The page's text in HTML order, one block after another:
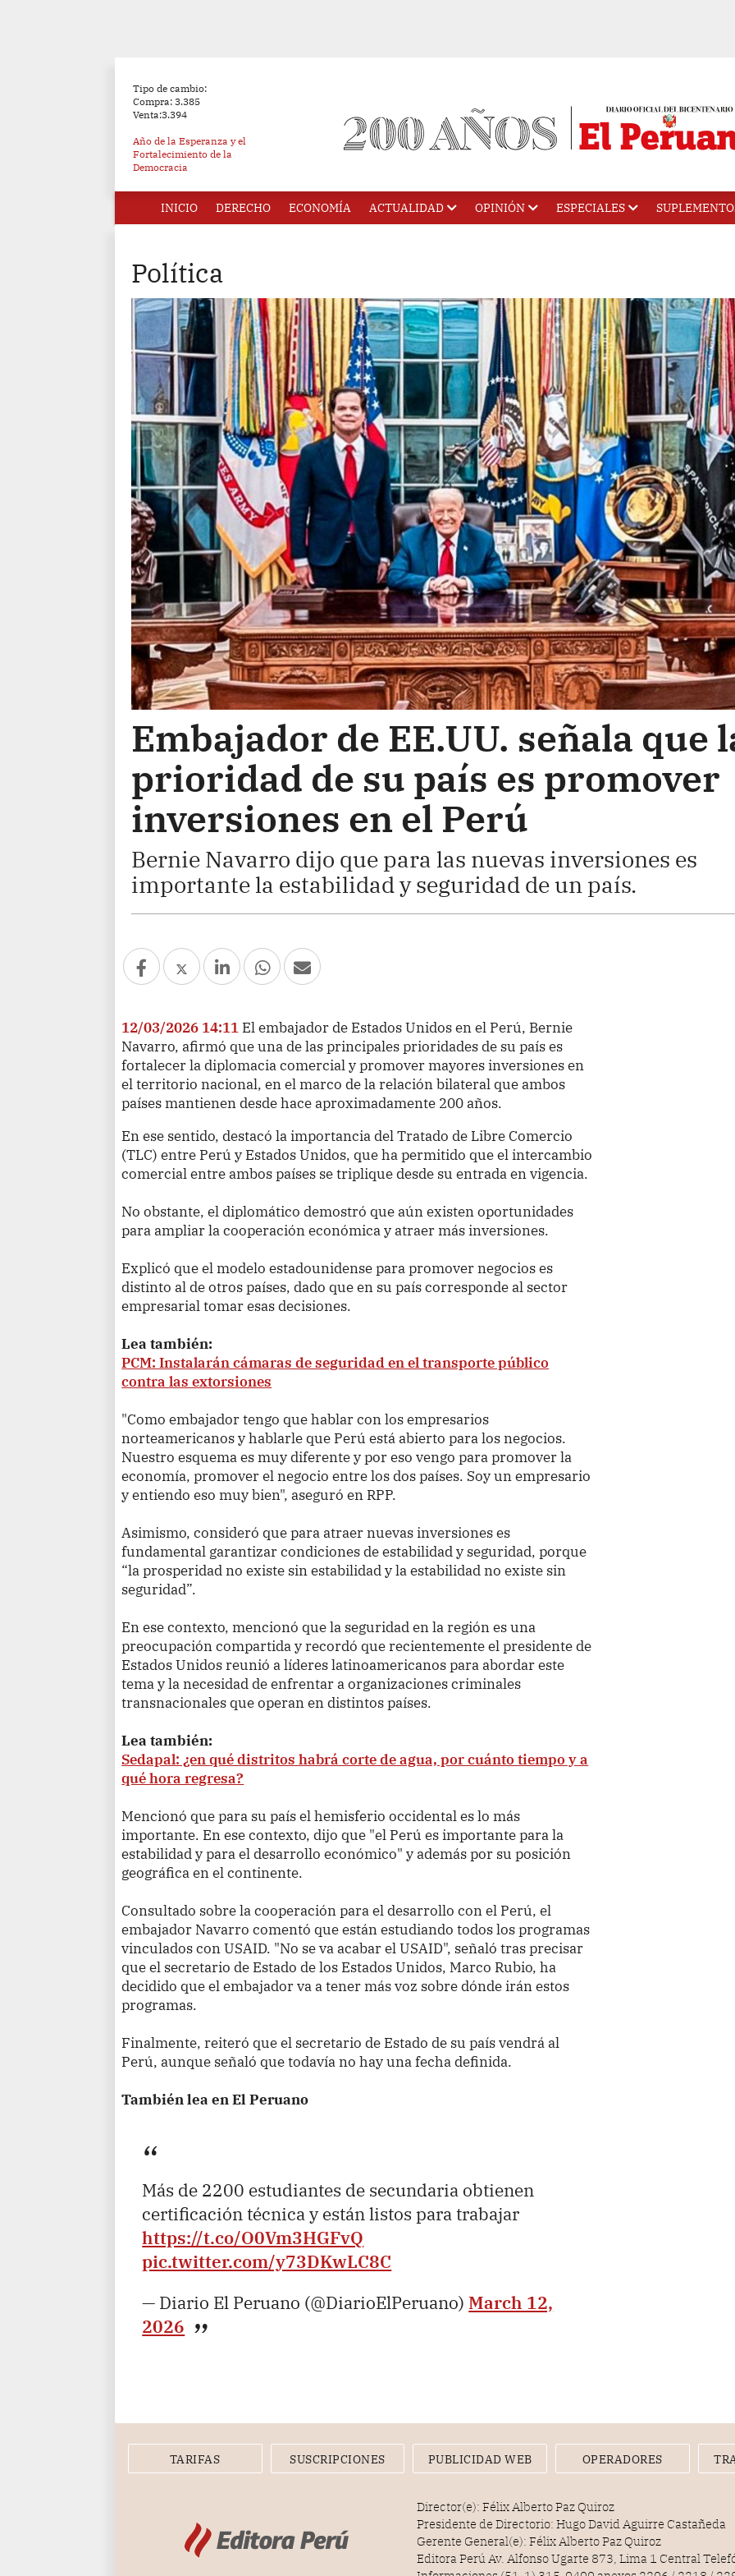
Tipo de cambio:
Compra: 3.385
Venta:3.394
Año de la Esperanza y el
Fortalecimiento de la
Democracia
INICIO DERECHO ECONOMÍA ACTUALIDAD OPINIÓN ESPECIALES
Política
Embajador de EE.UU. señala que
prioridad de su país es promover
inversiones en el Perú
Bernie Navarro dijo que para las nuevas inversiones es
importante la estabilidad y seguridad de un país.
12/03/2026 14:11 El embajador de Estados Unidos en el Perú, Bernie
Navarro, afirmó que una de las principales prioridades de su país es
fortalecer la diplomacia comercial y promover mayores inversiones en
el territorio nacional, en el marco de la relación bilateral que ambos
países mantienen desde hace aproximadamente 200 años.
En ese sentido, destacó la importancia del Tratado de Libre Comercio
(TLC) entre Perú y Estados Unidos, que ha permitido que el intercambio
comercial entre ambos países se triplique desde su entrada en vigencia.
No obstante, el diplomático demostró que aún existen oportunidades
para ampliar la cooperación económica y atraer más inversiones.
Explicó que el modelo estadounidense para promover negocios es
distinto al de otros países, dado que en su país corresponde al sector
empresarial tomar esas decisiones.
Lea también:
PCM: Instalarán cámaras de seguridad en el transporte público
contra las extorsiones
"Como embajador tengo que hablar con los empresarios
norteamericanos y hablarle que Perú está abierto para los negocios.
Nuestro esquema es muy diferente y por eso vengo para promover la
economía, promover el negocio entre los dos países. Soy un empresario
y entiendo eso muy bien", aseguró en RPP.
Asimismo, consideró que para atraer nuevas inversiones es
fundamental garantizar condiciones de estabilidad y seguridad, porque
“la prosperidad no existe sin estabilidad y la estabilidad no existe sin
seguridad”.
En ese contexto, mencionó que la seguridad en la región es una
preocupación compartida y recordó que recientemente el presidente de
Estados Unidos reunió a líderes latinoamericanos para abordar este
tema y la necesidad de enfrentar a organizaciones criminales
transnacionales que operan en distintos países.
Lea también:
Sedapal: ¿en qué distritos habrá corte de agua, por cuánto tiempo y a
qué hora regresa?
Mencionó que para su país el hemisferio occidental es lo más
importante. En ese contexto, dijo que "el Perú es importante para la
estabilidad y para el desarrollo económico" y además por su posición
geográfica en el continente.
Consultado sobre la cooperación para el desarrollo con el Perú, el
embajador Navarro comentó que están estudiando todos los programas
vinculados con USAID. "No se va acabar el USAID", señaló tras precisar
que el secretario de Estado de los Estados Unidos, Marco Rubio, ha
decidido que el embajador va a tener más voz sobre dónde irán estos
programas.
Finalmente, reiteró que el secretario de Estado de su país vendrá al
Perú, aunque señaló que todavía no hay una fecha definida.
También lea en El Peruano
Más de 2200 estudiantes de secundaria obtienen
certificación técnica y están listos para trabajar
https://t.co/O0Vm3HGFvQ
pic.twitter.com/y73DKwLC8C
— Diario El Peruano (@DiarioElPeruano) March 12,
2026
TARIFAS SUSCRIPCIONES PUBLICIDAD WEB OPERADORES
Director(e): Félix Alberto Paz Quiroz
Presidente de Directorio: Hugo David Aguirre Castañeda
Gerente General(e): Félix Alberto Paz Quiroz
Editora Perú Av. Alfonso Ugarte 873, Lima 1 Central